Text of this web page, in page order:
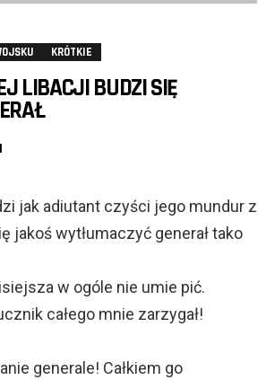
KRÓTKIE
LIBACJI BUDZI SIĘ
jak adiutant czyści jego mundur z
jakoś wytłumaczyć generał tako
w ogóle nie umie pić.
całego mnie zarzygał!
generale! Całkiem go